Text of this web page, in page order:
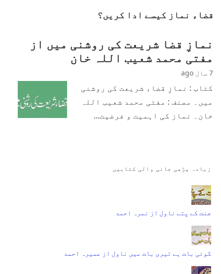
قضاء نماز کیسے ادا کریں؟
نمازِ قضا شریعت کی روشنی میں از
مفتی محمد شعیب اللہ خان
7 سال ago
کتاب : نمازِ قضاء شریعت کی روشنی
میں۔ مصنف : مفتی محمد شعیب اللہ
خان۔ نماز کی اہمیت و فرضیت…
زیادہ پڑھی جانی والی کتابیں
جنت کے پتے ناول از نمرہ احمد
کوئی بات ہے تیری بات میں ناول از عمیرہ احمد